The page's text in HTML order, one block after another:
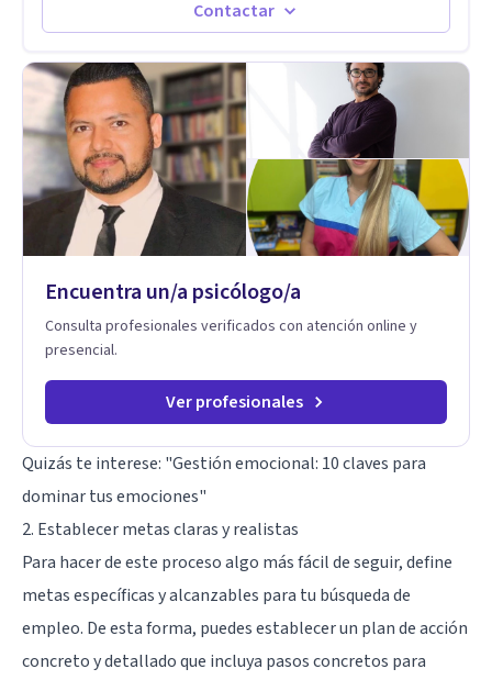
emocionales. Abordo patologías específicas como trastornos
de ansiedad y del ánimo, y también crisis vitales y procesos
Contactar
Encuentra un/a psicólogo/a
Consulta profesionales verificados con atención online y
presencial.
Ver profesionales
Quizás te interese: "Gestión emocional: 10 claves para
dominar tus emociones"
2. Establecer metas claras y realistas
Para hacer de este proceso algo más fácil de seguir, define
metas específicas y alcanzables para tu búsqueda de
empleo. De esta forma, puedes establecer un plan de acción
concreto y detallado que incluya pasos concretos para